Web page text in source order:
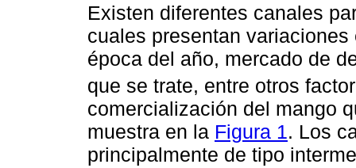
Existen diferentes canales
cuales presentan
época del año, mercado de
que se trate, entre otros
comercialización del mango
muestra en la Figura 1. Los
principalmente de tipo